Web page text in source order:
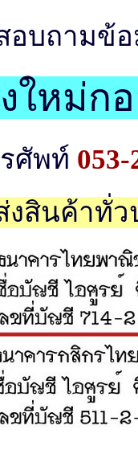
อบถามข้
ใหม่ก
ศัพท์ 053-
งสินค้าทั่ว